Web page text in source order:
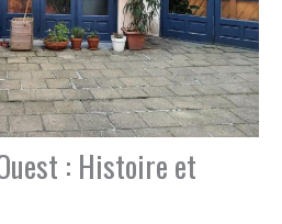
: Histoire et